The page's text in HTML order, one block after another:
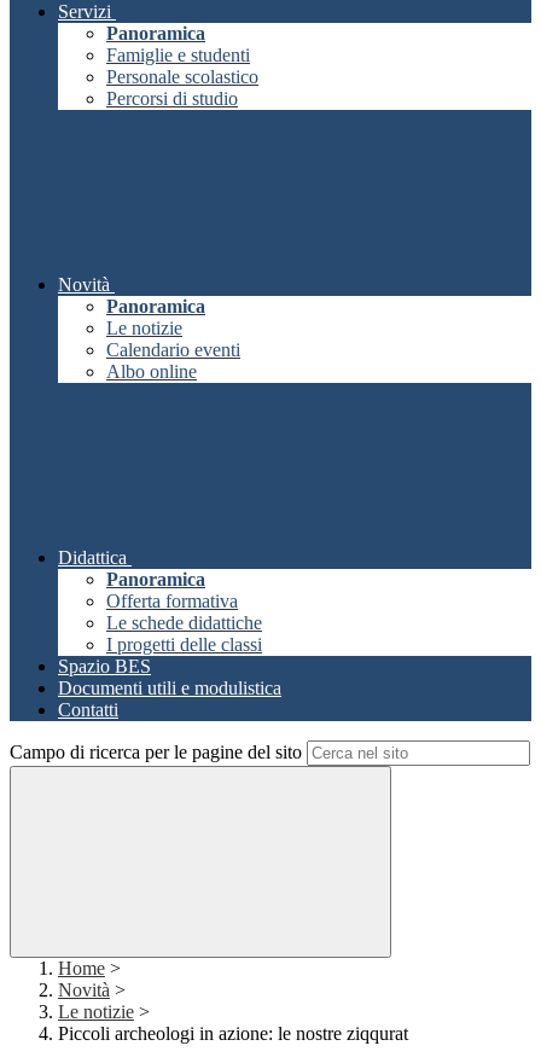
Servizi
Panoramica
Famiglie e studenti
Personale scolastico
Percorsi di studio
Novità
Panoramica
Le notizie
Calendario eventi
Albo online
Didattica
Panoramica
Offerta formativa
Le schede didattiche
I progetti delle classi
Spazio BES
Documenti utili e modulistica
Contatti
Campo di ricerca per le pagine del sito
Home >
Novità >
Le notizie >
Piccoli archeologi in azione: le nostre ziqqurat